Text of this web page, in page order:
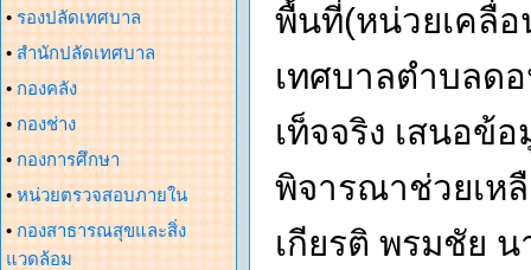
• รองปลัดเทศบาล
• สำนักปลัดเทศบาล
• กองคลัง
• กองช่าง
• กองการศึกษา
• หน่วยตรวจสอบภายใน
• กองสาธารณสุขและสิ่ง
แวดล้อม
พื้นที่(หน่วยเคลื่อ
เทศบาลตำบลด
เท็จจริง เสนอข้
พิจารณาช่วยเห
เกียรติ พรมชัย